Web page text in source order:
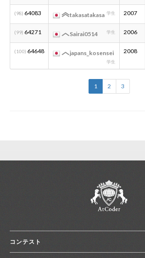
(98) 64083 takasatakasa 学生 2007
(99) 64271 Sairai0514 学生 2006
(100) 64648 japans_kosensei
学生
2008
1 2 3
コンテスト